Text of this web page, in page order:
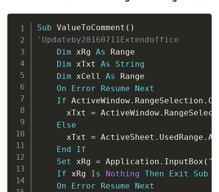
Sub ValueToComment ( )
'Updateby20160711Extendoffice
Dim xRg As Range
Dim xTxt As
String
Dim xCell As Range
On
Error Resume
Next
If ActiveWindow. RangeSelection .
      xTxt
= ActiveWindow.
Else
      xTxt
= ActiveSheet . UsedRange .
End
If
Set xRg = Application . InputBox (
If xRg Is Nothing Then Exit
Sub
On
Error Resume
Next